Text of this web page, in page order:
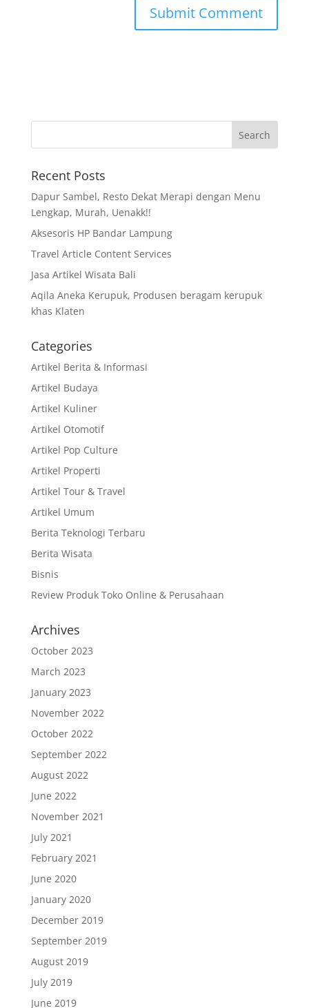
Recent Posts
Dapur Sambel, Resto Dekat Merapi dengan Menu
Lengkap, Murah, Uenakk!!
Aksesoris HP Bandar Lampung
Travel Article Content Services
Jasa Artikel Wisata Bali
Aqila Aneka Kerupuk, Produsen beragam kerupuk
khas Klaten
Categories
Artikel Berita & Informasi
Artikel Budaya
Artikel Kuliner
Artikel Otomotif
Artikel Pop Culture
Artikel Properti
Artikel Tour & Travel
Artikel Umum
Berita Teknologi Terbaru
Berita Wisata
Bisnis
Review Produk Toko Online & Perusahaan
Archives
October 2023
March 2023
January 2023
November 2022
October 2022
September 2022
August 2022
June 2022
November 2021
July 2021
February 2021
June 2020
January 2020
December 2019
September 2019
August 2019
July 2019
June 2019